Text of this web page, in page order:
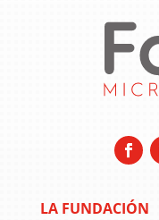
LA FUNDACIÓN